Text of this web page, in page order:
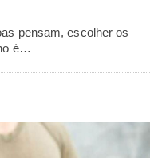
pensam, escolher os
é…